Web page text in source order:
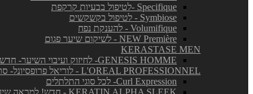
Specifique -לטיפול בבעיות קרקפת
Symbiose - לטיפול בקשקשים
Volumifique - להענקת נפח
NEW Première - לשיקום שיער פגום
KERASTASE MEN
GENESIS HOMME- לחיזוק ועיבוי השיער- חדש לגברים!
L'OREAL PROFESSIONNEL - לוריאל פרופסיונל- סרי אקספרט
Curl Expression- לכל סוגי התלתלים
KERATIN ALPHA SLEEK - חדש! למראה שיער חלק ושליטה בנפח בלתי רצוי